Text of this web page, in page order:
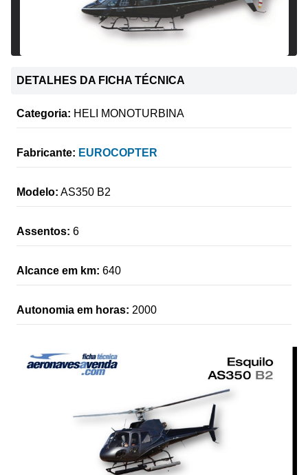
DETALHES DA FICHA TÉCNICA
Categoria: HELI MONOTURBINA
Fabricante: EUROCOPTER
Modelo: AS350 B2
Assentos: 6
Alcance em km: 640
Autonomia em horas: 2000